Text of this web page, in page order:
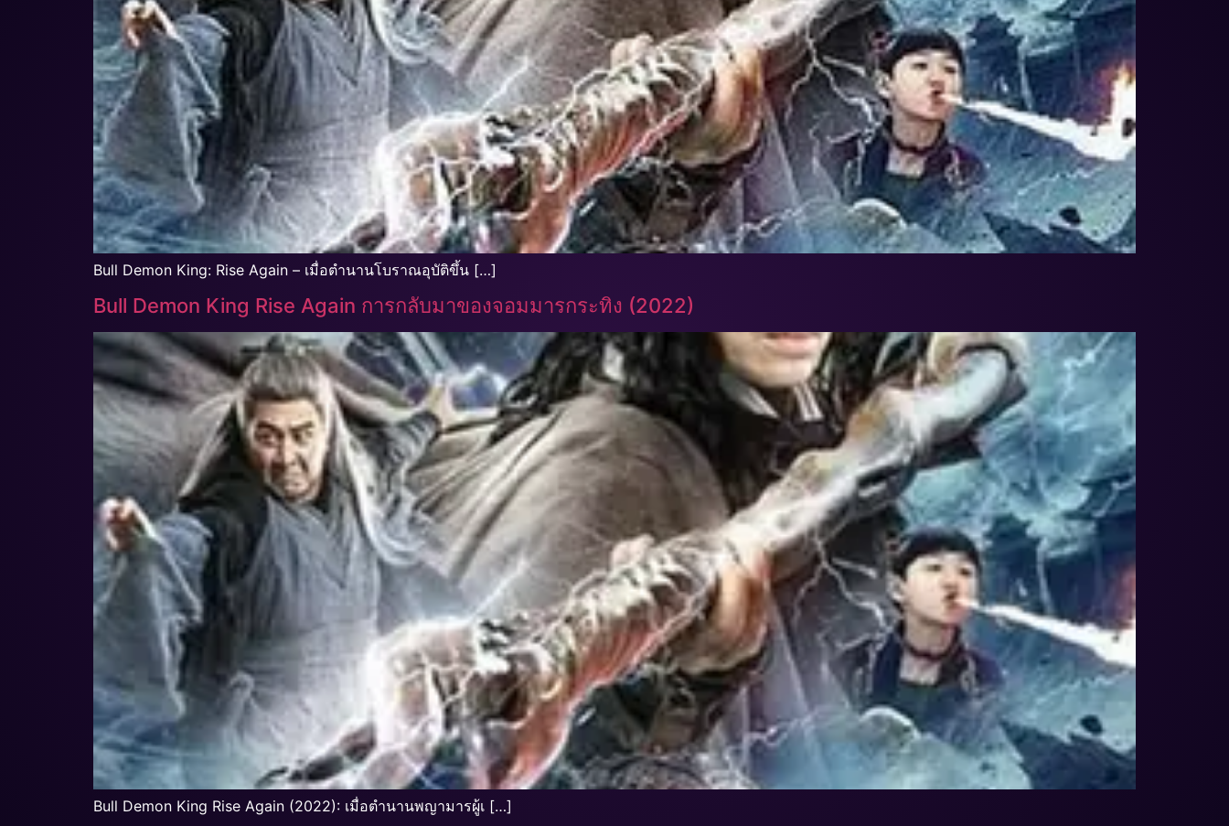
Bull Demon King: Rise Again – เมื่อตำนานโบราณอุบัติขึ้น […]
Bull Demon King Rise Again การกลับมาของจอมมารกระทิง (2022)
Bull Demon King Rise Again (2022): เมื่อตำนานพญามารผู้เ […]